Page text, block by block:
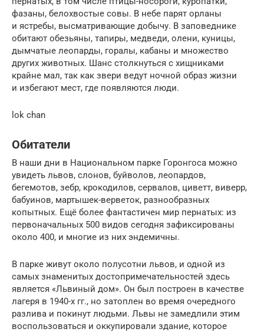
фазаны, белохвостые совы. В небе парят орланы
и ястребы, высматривающие добычу. В заповеднике
обитают обезьяны, тапиры, медведи, олени, куницы,
дымчатые леопарды, горалы, кабаны и множество
других животных. Шанс столкнуться с хищниками
крайне мал, так как звери ведут ночной образ жизни
и избегают мест, где появляются люди.
lok chan
Обитатели
В наши дни в Национальном парке Горонгоса можно
увидеть львов, слонов, буйволов, леопардов,
бегемотов, зебр, крокодилов, сервалов, циветт, виверр,
бабуинов, мартышек-верветок, разнообразных
копытных. Ещё более фантастичен мир пернатых: из
первоначальных 500 видов сегодня зафиксированы
около 400, и многие из них эндемичны.
В парке живут около полусотни львов, и одной из
самых знаменитых достопримечательностей здесь
является «Львиный дом». Он был построен в качестве
лагеря в 1940-х гг., но затоплен во время очередного
разлива и покинут людьми. Львы не замедлили этим
воспользоваться и оккупировали здание, которое